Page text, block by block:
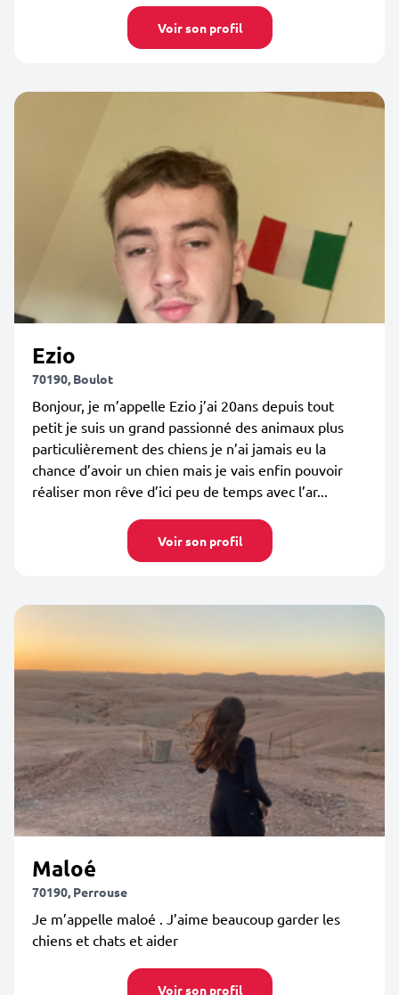
Voir son profil
Ezio
70190, Boulot
Bonjour, je m’appelle Ezio j’ai 20ans depuis tout
petit je suis un grand passionné des animaux plus
particulièrement des chiens je n’ai jamais eu la
chance d’avoir un chien mais je vais enfin pouvoir
réaliser mon rêve d’ici peu de temps avec l’ar...
Voir son profil
Maloé
70190, Perrouse
Je m’appelle maloé . J’aime beaucoup garder les
chiens et chats et aider
Voir son profil